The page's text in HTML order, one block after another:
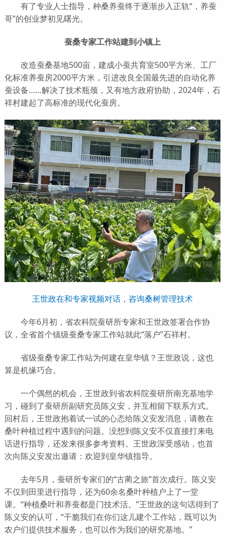
有了专业人士指导，种桑养蚕终于逐渐步入正轨“，养蚕
哥”的创业梦初见曙光。
蚕桑专家工作站建到小镇上
改造蚕桑基地500亩，建成小蚕共育室500平方米、工厂
化标准养蚕房2000平方米，引进改良全国最先进的自动化养
蚕设备……解决了技术瓶颈，又有地方政府协助，2024年，石
祥村建起了高标准的现代化蚕房。
王世政在和专家视频对话，咨询桑树管理技术
今年6月初，省农科院蚕研所专家和王世政签署合作协
议，全省首个镇级蚕桑专家工作站就此“落户”石祥村。
省级蚕桑专家工作站为何建在皇华镇？王世政说，这也
算是机缘巧合。
一个偶然的机会，王世政到省农科院蚕研所南充基地学
习，碰到了蚕研所副研究员陈义安，并互相留下联系方式。
回村后，王世政抱着试一试的心态给陈义安发消息，请教在
桑叶种植过程中遇到的问题。没想到陈义安不仅直接打来电
话进行指导，还发来很多参考资料。王世政深受感动，也首
次向陈义安发出邀请：欢迎到皇华镇指导。
去年5月，蚕研所专家们的“古蔺之旅”首次成行。陈义安
不仅到田里进行指导，还为60余名桑叶种植户上了一堂
课。“种植桑叶和养蚕都是门技术活。”王世政的这句话得到了
陈义安的认可，“干脆我们在你们这儿建个工作站，既可以为
农户们提供技术服务，也可以作为我们的研究基地。”